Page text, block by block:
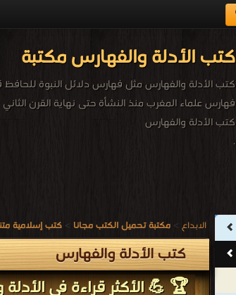
كتب الأدلة والفهارس مكتبة
كتب الأدلة والفهارس مثل فهارس دلائل النبوة للحافظ
فهارس علماء المغرب منذ النشأة حتى نهاية القرن
كتب الأدلة والفهارس
.
الابداع > مكتبة تحميل الكتب مجانا > كتب إسلامية
كتب الأدلة والفهارس
🏆 💪 الأكثر قراءة في